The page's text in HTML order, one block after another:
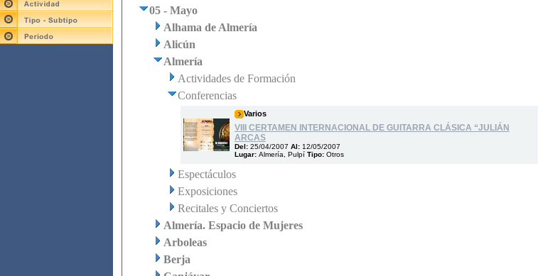
05 - Mayo
Alhama de Almería
Alicún
Almería
Actividades de Formación
Conferencias
Varios
VIII CERTAMEN INTERNACIONAL DE GUITARRA CLÁSICA “JULIÁN
ARCAS
Del: 25/04/2007 Al: 12/05/2007
Lugar: Almería, Pulpí Tipo: Otros
Espectáculos
Exposiciones
Recitales y Conciertos
Almería. Espacio de Mujeres
Arboleas
Berja